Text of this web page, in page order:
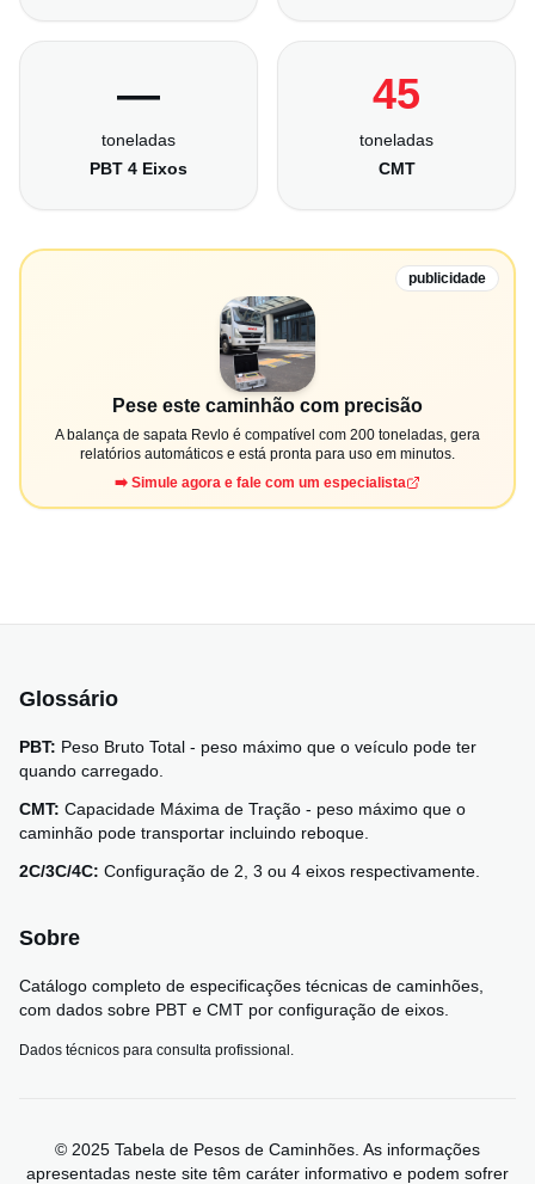
—
toneladas
PBT 4 Eixos
45
toneladas
CMT
publicidade
Pese este caminhão com precisão
A balança de sapata Revlo é compatível com 200 toneladas, gera
relatórios automáticos e está pronta para uso em minutos.
➡️ Simule agora e fale com um especialista
Glossário
PBT: Peso Bruto Total - peso máximo que o veículo pode ter
quando carregado.
CMT: Capacidade Máxima de Tração - peso máximo que o
caminhão pode transportar incluindo reboque.
2C/3C/4C: Configuração de 2, 3 ou 4 eixos respectivamente.
Sobre
Catálogo completo de especificações técnicas de caminhões,
com dados sobre PBT e CMT por configuração de eixos.
Dados técnicos para consulta profissional.
© 2025 Tabela de Pesos de Caminhões. As informações
apresentadas neste site têm caráter informativo e podem sofrer